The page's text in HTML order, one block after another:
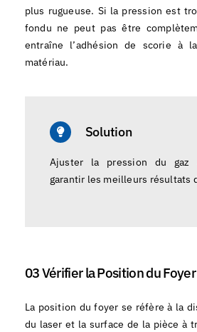
plus rugueuse. Si la pression est
fondu ne peut pas être
entraîne l’adhésion de scorie à
matériau.
Solution
Ajuster la pression du gaz
garantir les meilleurs résultats
03 Vérifier la Position du Foyer
La position du foyer se réfère à la
du laser et la surface de la pièce à